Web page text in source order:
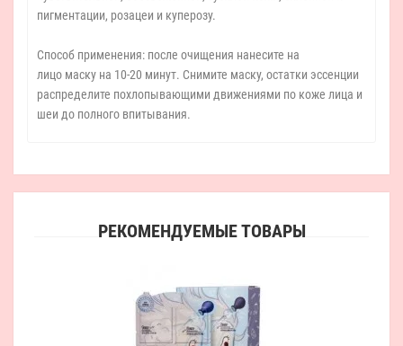
пигментации, розацеи и куперозу.
Способ применения: после очищения нанесите на
лицо маску на 10-20 минут. Снимите маску, остатки эссенции
распределите похлопывающими движениями по коже лица и
шеи до полного впитывания.
РЕКОМЕНДУЕМЫЕ ТОВАРЫ